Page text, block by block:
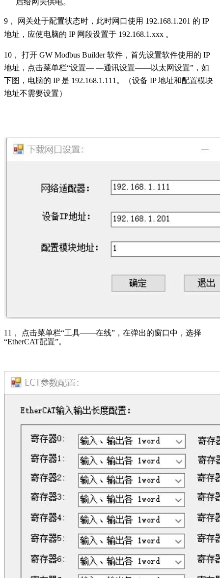
后给网关供电。
9 ， 网关处于配置状态时，此时网口使用 192.168.1.201 的 IP
地址，应使电脑的 IP 网段设置于 192.168.1.xxx 。
10 ， 打开 GW Modbus Builder软件，首先设置软件使用的 IP
地址，点击菜单栏“设置— —通讯设置——以太网设置”，如
下图，电脑的 IP 是 192.168.1.111 。（设备 IP地址和配置模块
地址不需要设置）
11 ， 点击菜单栏“工具——在线”，在弹出的窗口中，选择
“EtherCAT配置”。